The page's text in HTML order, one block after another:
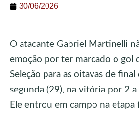
30/06/2026
O atacante Gabriel Martinelli
emoção por ter marcado o gol
Seleção para as oitavas de final
segunda (29), na vitória por 2 a
Ele entrou em campo na etapa